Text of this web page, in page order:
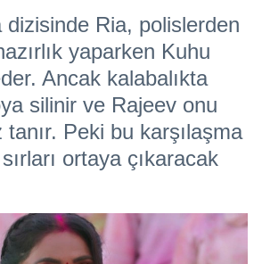
Ria, polislerden
yaparken Kuhu
Ancak kalabalıkta
silinir ve Rajeev onu
Peki bu karşılaşma
ortaya çıkaracak